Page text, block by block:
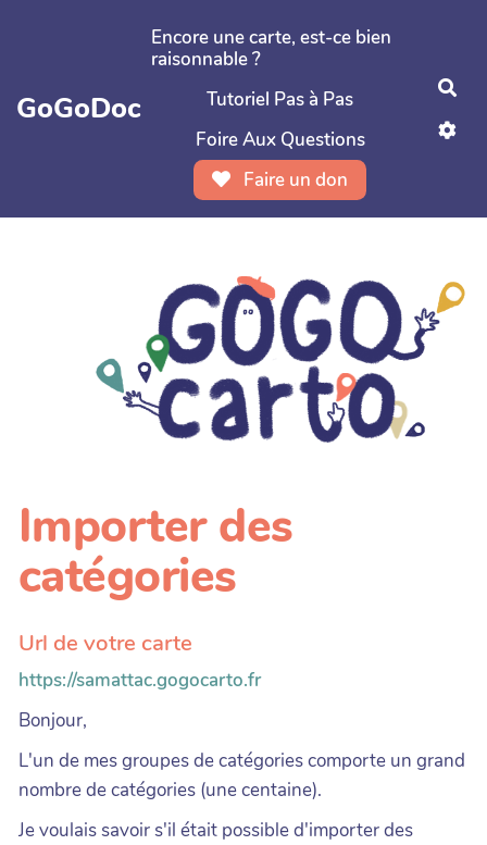
Aller au contenu principal
GoGoDoc
Encore une carte, est-ce bien
raisonnable ?
Tutoriel Pas à Pas
Foire Aux Questions
Faire un don
Importer des
catégories
Url de votre carte
https://samattac.gogocarto.fr
Bonjour,
L'un de mes groupes de catégories comporte un grand
nombre de catégories (une centaine).
Je voulais savoir s'il était possible d'importer des